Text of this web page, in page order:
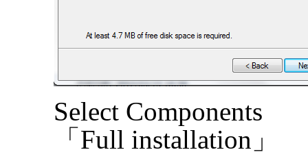
Select Components
「Full installation」